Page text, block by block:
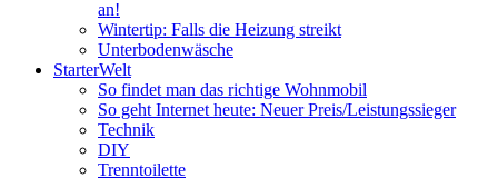
an!
Wintertip: Falls die Heizung streikt
Unterbodenwäsche
StarterWelt
So findet man das richtige Wohnmobil
So geht Internet heute: Neuer Preis/Leistungssieger
Technik
DIY
Trenntoilette